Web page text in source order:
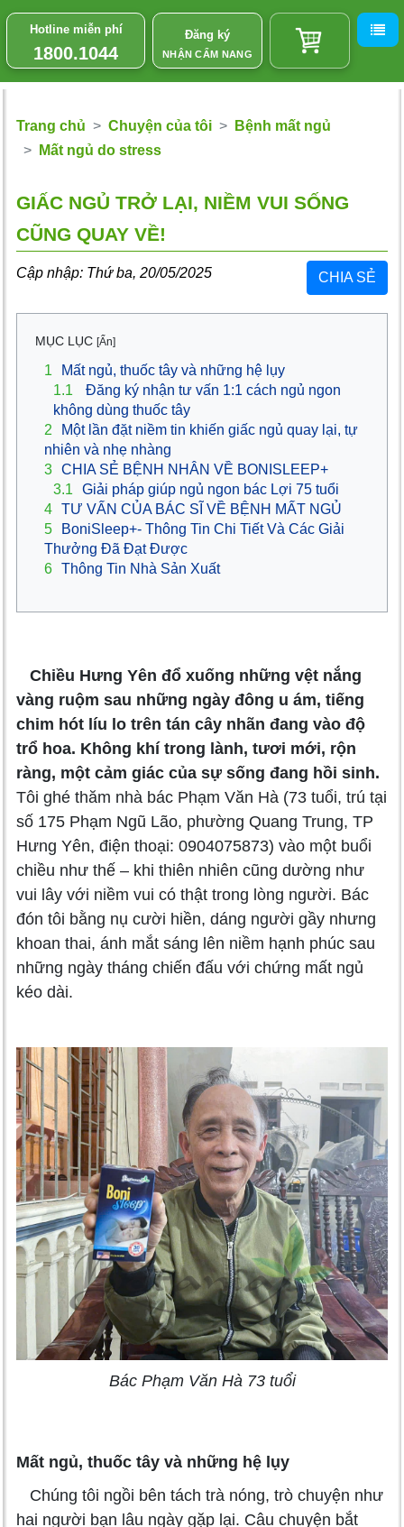
Hotline miễn phí
1800.1044
Đăng ký
NHẬN CẨM NANG
Trang chủ Chuyện của tôi
Bệnh mất ngủ
Mất ngủ do stress
GIẤC NGỦ TRỞ LẠI, NIỀM VUI SỐNG
CŨNG QUAY VỀ!
Cập nhập: Thứ ba, 20/05/2025 CHIA SẺ
MỤC LỤC [Ẩn]
1
Mất ngủ, thuốc tây và những hệ lụy
1.1
Đăng ký nhận tư vấn 1:1 cách ngủ ngon
không dùng thuốc tây
2
Một lần đặt niềm tin khiến giấc ngủ quay lại, tự
nhiên và nhẹ nhàng
3 CHIA SẺ BỆNH NHÂN VỀ BONISLEEP+
3.1
Giải pháp giúp ngủ ngon bác Lợi 75 tuổi
4 TƯ VẤN CỦA BÁC SĨ VỀ BỆNH MẤT NGỦ
5
BoniSleep+- Thông Tin Chi Tiết Và Các Giải
Thưởng Đã Đạt Được
6 Thông Tin Nhà Sản Xuất
Chiều Hưng Yên đổ xuống những vệt nắng
vàng ruộm sau những ngày đông u ám, tiếng
chim hót líu lo trên tán cây nhãn đang vào độ
trổ hoa. Không khí trong lành, tươi mới, rộn
ràng, một cảm giác của sự sống đang hồi sinh.
Tôi ghé thăm nhà bác Phạm Văn Hà (73 tuổi, trú tại
số 175 Phạm Ngũ Lão, phường Quang Trung, TP
Hưng Yên, điện thoại: 0904075873) vào một buổi
chiều như thế – khi thiên nhiên cũng dường như
vui lây với niềm vui có thật trong lòng người. Bác
đón tôi bằng nụ cười hiền, dáng người gầy nhưng
khoan thai, ánh mắt sáng lên niềm hạnh phúc sau
những ngày tháng chiến đấu với chứng mất ngủ
kéo dài.
Bác Phạm Văn Hà 73 tuổi
Mất ngủ, thuốc tây và những hệ lụy
Chúng tôi ngồi bên tách trà nóng, trò chuyện như
hai người bạn lâu ngày gặp lại. Câu chuyện bắt